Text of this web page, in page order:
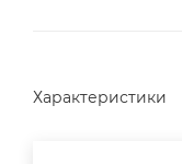
Характеристики